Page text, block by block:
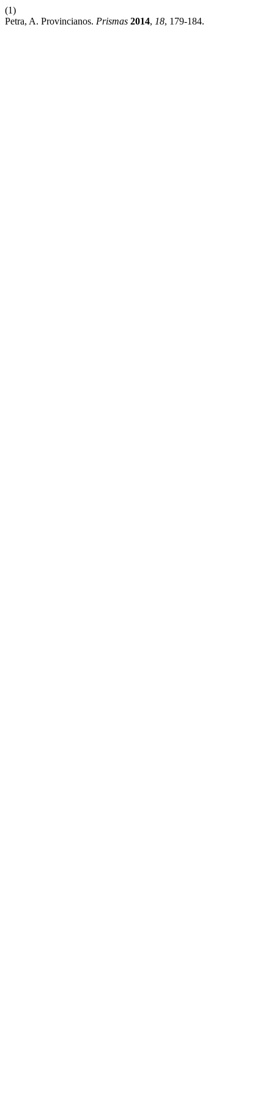
(1)
Petra, A. Provincianos. Prismas 2014, 18, 179-184.